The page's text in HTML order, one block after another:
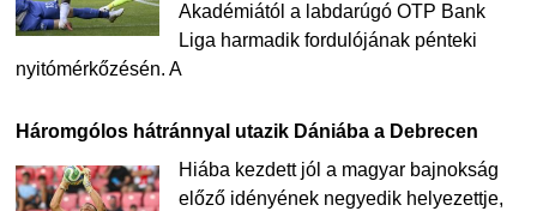
Akadémiától a labdarúgó OTP Bank
Liga harmadik fordulójának pénteki
nyitómérkőzésén. A
Háromgólos hátránnyal utazik Dániába a Debrecen
Hiába kezdett jól a magyar bajnokság
előző idényének negyedik helyezettje,